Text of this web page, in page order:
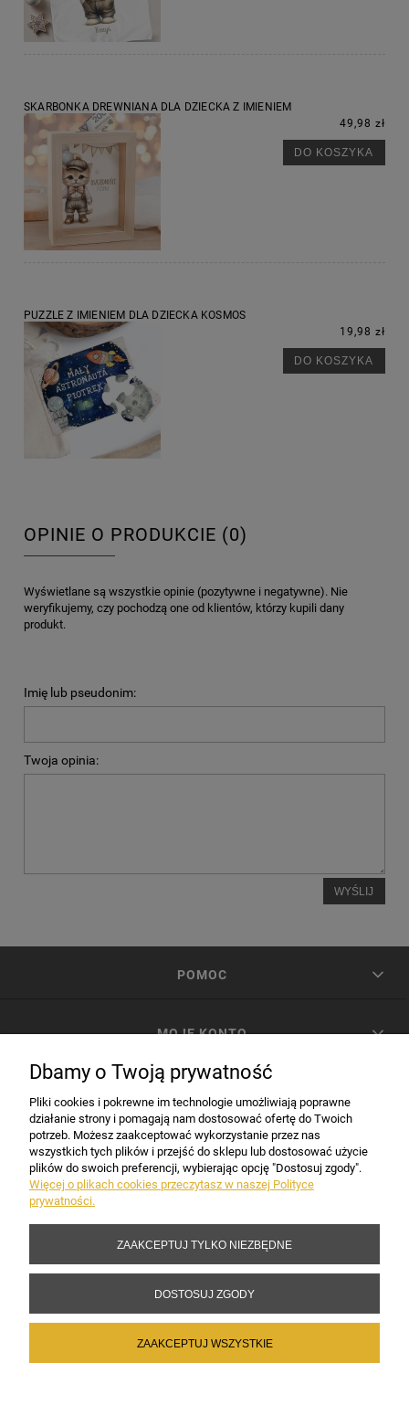
SKARBONKA DREWNIANA DLA DZIECKA Z IMIENIEM
49,98 zł
DO KOSZYKA
PUZZLE Z IMIENIEM DLA DZIECKA KOSMOS
19,98 zł
DO KOSZYKA
OPINIE O PRODUKCIE (0)
Wyświetlane są wszystkie opinie (pozytywne i negatywne). Nie
weryfikujemy, czy pochodzą one od klientów, którzy kupili dany
produkt.
Imię lub pseudonim:
Twoja opinia:
WYŚLIJ
POMOC
MOJE KONTO
INFORMACJE
Copyright 2017-2026 Sakramento.pl
Dbamy o Twoją prywatność
Pliki cookies i pokrewne im technologie umożliwiają poprawne
działanie strony i pomagają nam dostosować ofertę do Twoich
potrzeb. Możesz zaakceptować wykorzystanie przez nas
wszystkich tych plików i przejść do sklepu lub dostosować użycie
plików do swoich preferencji, wybierając opcję "Dostosuj zgody".
Więcej o plikach cookies przeczytasz w naszej Polityce
prywatności.
ZAAKCEPTUJ TYLKO NIEZBĘDNE
DOSTOSUJ ZGODY
ZAAKCEPTUJ WSZYSTKIE